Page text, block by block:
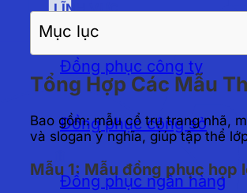
LĨNH VỰC
Đồng phục công ty
Đồng phục công sở
Đồng phục ngân hàng
Mục lục
Tổng Hợp Các Mẫu
Bao gồm: mẫu cổ trụ trang nhã,
và slogan ý nghĩa, giúp tập thể
Mẫu 1: Mẫu đồng phục họp